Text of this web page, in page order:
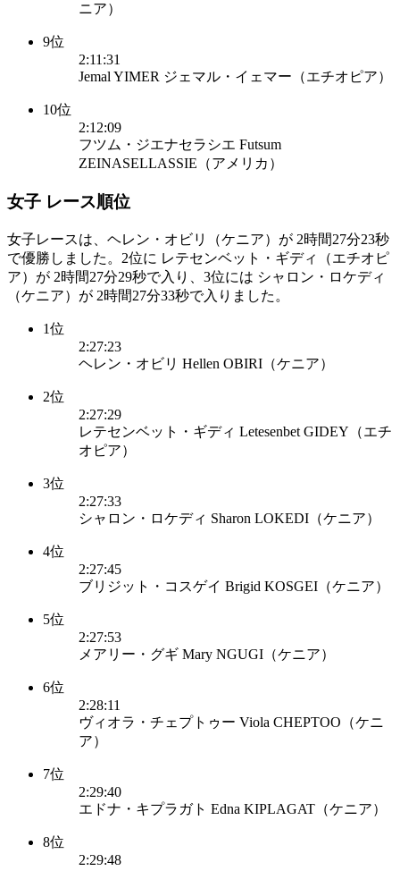
ニア）
9位
2:11:31
Jemal YIMER ジェマル・イェマー（エチオピア）
10位
2:12:09
フツム・ジエナセラシエ Futsum
ZEINASELLASSIE（アメリカ）
女子 レース順位
女子レースは、ヘレン・オビリ（ケニア）が 2時間27分23秒
で優勝しました。2位に レテセンベット・ギディ（エチオピ
ア）が 2時間27分29秒で入り、3位には シャロン・ロケディ
（ケニア）が 2時間27分33秒で入りました。
1位
2:27:23
ヘレン・オビリ Hellen OBIRI（ケニア）
2位
2:27:29
レテセンベット・ギディ Letesenbet GIDEY（エチ
オピア）
3位
2:27:33
シャロン・ロケディ Sharon LOKEDI（ケニア）
4位
2:27:45
ブリジット・コスゲイ Brigid KOSGEI（ケニア）
5位
2:27:53
メアリー・グギ Mary NGUGI（ケニア）
6位
2:28:11
ヴィオラ・チェプトゥー Viola CHEPTOO（ケニ
ア）
7位
2:29:40
エドナ・キプラガト Edna KIPLAGAT（ケニア）
8位
2:29:48